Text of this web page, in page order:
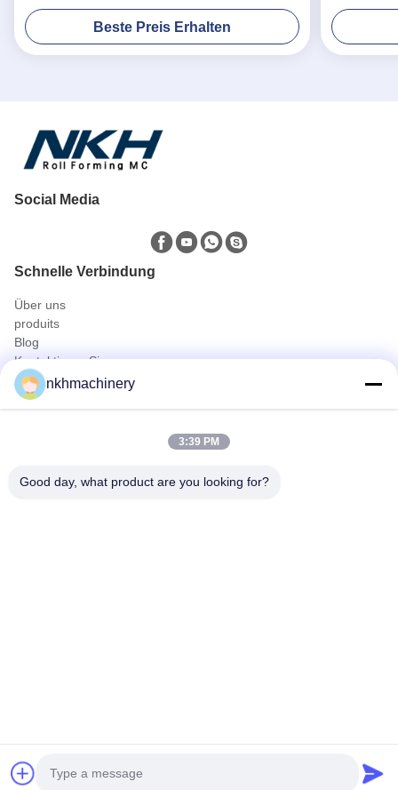
Beste Preis Erhalten
Social Media
Schnelle Verbindung
Über uns
produits
Blog
Kontaktieren Sie uns
Produits
Dachplatte Profiliermaschine
Dachziegel Profiliermaschine
Floor Deck Profiliermaschine
Deckungs-Blatt-Kräuselungsmaschine
China gut Qualität Dachplatte Profiliermaschine Lieferant. Copyright © 2019-
2026 Xiamen New KaiHang Machinery Co., Ltd . Alle Rechte vorbehalten.
nkhmachinery
3:39 PM
Good day, what product are you looking for?